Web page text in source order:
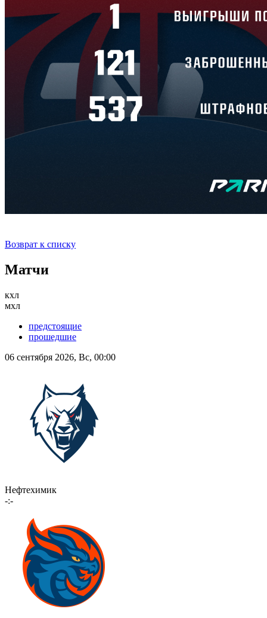
Возврат к списку
Матчи
кхл
мхл
предстоящие
прошедшие
06 сентября 2026, Вс, 00:00
Нефтехимик
-:-